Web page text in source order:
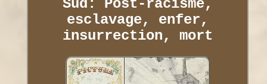
Sud: Post-racisme,
esclavage, enfer,
insurrection, mort